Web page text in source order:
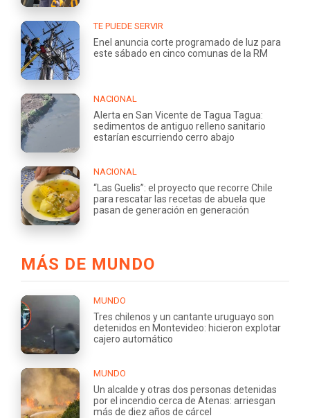
TE PUEDE SERVIR
Enel anuncia corte programado de luz para
este sábado en cinco comunas de la RM
NACIONAL
Alerta en San Vicente de Tagua Tagua:
sedimentos de antiguo relleno sanitario
estarían escurriendo cerro abajo
NACIONAL
“Las Guelis”: el proyecto que recorre Chile
para rescatar las recetas de abuela que
pasan de generación en generación
MÁS DE MUNDO
MUNDO
Tres chilenos y un cantante uruguayo son
detenidos en Montevideo: hicieron explotar
cajero automático
MUNDO
Un alcalde y otras dos personas detenidas
por el incendio cerca de Atenas: arriesgan
más de diez años de cárcel